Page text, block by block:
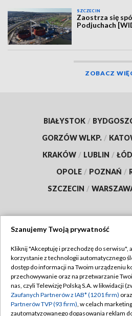
SZCZECIN
Zaostrza się
Podjuchach
ZOBACZ
BIAŁYSTOK /
GORZÓW WLKP. /
KRAKÓW / LUBLIN /
OPOLE / POZNAŃ /
SZCZECIN /
TVP
Abonament TVP
Emisja w TVP
Centrum informacji TVP
Regulamin
Polityka
Moje
Szanujemy Twoją prywatność
Kliknij "Akceptuję i przechodzę do serwisu",
korzystanie z technologii automatycznego
dostęp do informacji na Twoim urządzeniu
przechowywanie oraz na przetwarzanie
nas, czyli Telewizję Polską S.A. w likwidacji
Zaufanych Partnerów z IAB* (1201 firm)
Partnerów TVP (93 firm), w celach
zautomatyzowanego dopasowania reklam